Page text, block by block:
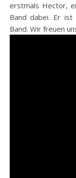
erstmals Hector,
Band dabei. Er
Band. Wir freuen